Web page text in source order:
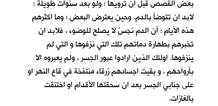
بعض القصص قبل ان ترويها ؛ ولو بعد سنوات طويلة ؛
لابد ان تتوضأ بالدم. وحين يعترض البعض ؛ وما اكثرهم
هذه الأيام ؛ أن الدم نجسٌ لا يصلح للوضوء ، فلابد ان
تخبرهم بطهارة دمائهم تلك التي نزفوها و التي لم
ينزفوها. اولئك الذين ارادوا عبور الجسر ، ولم يعبروه الا
بأرواحهم ، و بقيت اجسادهم زرقاء منتفخة في قاع النهر او
على جنابي الجسر بعد ان سحقتها الأقدام او اختنقت
بالغازات.